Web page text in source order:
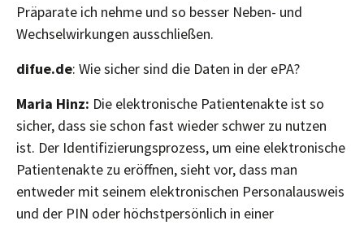
Präparate ich nehme und so besser Neben- und
Wechselwirkungen ausschließen.
difue.de: Wie sicher sind die Daten in der ePA?
Maria Hinz: Die elektronische Patientenakte ist so
sicher, dass sie schon fast wieder schwer zu nutzen
ist. Der Identifizierungsprozess, um eine elektronische
Patientenakte zu eröffnen, sieht vor, dass man
entweder mit seinem elektronischen Personalausweis
und der PIN oder höchstpersönlich in einer